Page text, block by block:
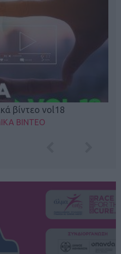
βίντεο vol18
ΒΙΝΤΕΟ